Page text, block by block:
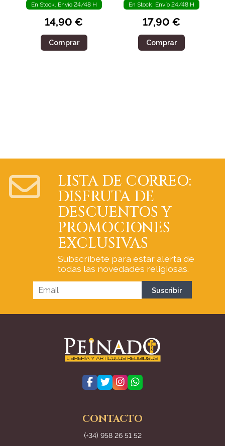
En Stock. Envío 24/48 H
14,90 €
Comprar
En Stock. Envío 24/48 H
17,90 €
Comprar
LISTA DE CORREO:
DISFRUTA DE
DESCUENTOS Y
PROMOCIONES
EXCLUSIVAS
Subscríbete para estar alerta de
todas las novedades religiosas.
CONTACTO
(+34) 958 26 51 52